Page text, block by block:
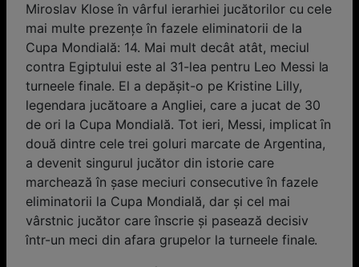
Miroslav Klose în vârful ierarhiei jucătorilor cu cele
mai multe prezențe în fazele eliminatorii de la
Cupa Mondială: 14. Mai mult decât atât, meciul
contra Egiptului este al 31-lea pentru Leo Messi la
turneele finale. El a depășit-o pe Kristine Lilly,
legendara jucătoare a Angliei, care a jucat de 30
de ori la Cupa Mondială. Tot ieri, Messi, implicat ȋn
două dintre cele trei goluri marcate de Argentina,
a devenit singurul jucător din istorie care
marchează în șase meciuri consecutive în fazele
eliminatorii la Cupa Mondială, dar și cel mai
vârstnic jucător care înscrie și pasează decisiv
într-un meci din afara grupelor la turneele finale.